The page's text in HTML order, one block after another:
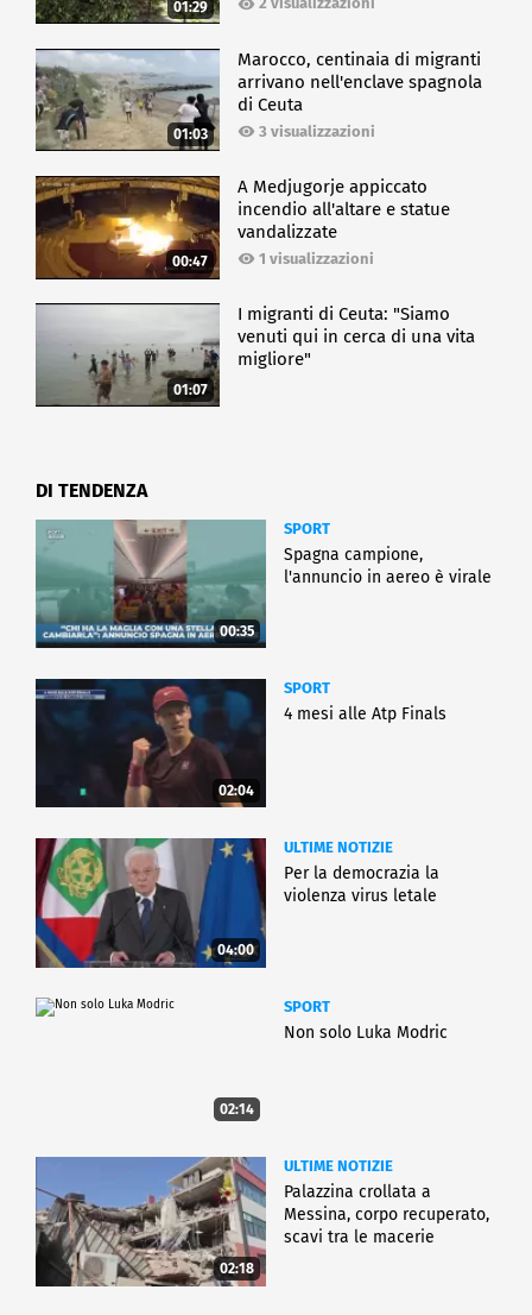
01:29
01:03
Marocco, centinaia di migranti
arrivano nell'enclave spagnola
di Ceuta
3 visualizzazioni
00:47
A Medjugorje appiccato
incendio all'altare e statue
vandalizzate
1 visualizzazioni
01:07
I migranti di Ceuta: "Siamo
venuti qui in cerca di una vita
migliore"
DI TENDENZA
00:35
SPORT
Spagna campione,
l'annuncio in aereo è virale
02:04
SPORT
4 mesi alle Atp Finals
04:00
ULTIME NOTIZIE
Per la democrazia la
violenza virus letale
02:14
SPORT
Non solo Luka Modric
02:18
ULTIME NOTIZIE
Palazzina crollata a
Messina, corpo recuperato,
scavi tra le macerie